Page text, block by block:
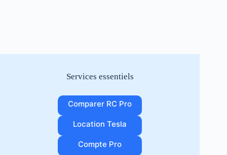
Services essentiels
Comparer RC Pro
Location Tesla
Compte Pro